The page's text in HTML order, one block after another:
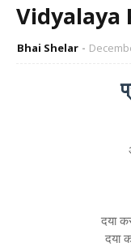
Vidyalaya
Bhai Shelar
दया
दया